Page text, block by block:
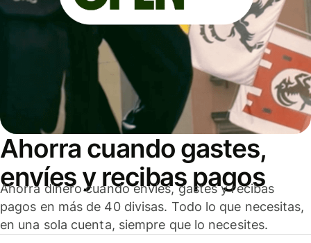
Ahorra cuando gastes,
envíes y recibas pagos
Ahorra dinero cuando envíes, gastes y recibas
pagos en más de 40 divisas. Todo lo que necesitas,
en una sola cuenta, siempre que lo necesites.